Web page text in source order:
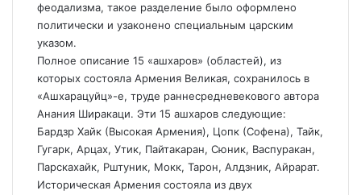
феодализма, такое разделение было оформлено
политически и узаконено специальным царским
указом.
Полное описание 15 «ашхаров» (областей), из
которых состояла Армения Великая, сохранилось в
«Ашхарацуйц»-е, труде раннесредневекового автора
Анания Ширакаци. Эти 15 ашхаров следующие:
Бардзр Хайк (Высокая Армения), Цопк (Софена), Тайк,
Гугарк, Арцах, Утик, Пайтакаран, Сюник, Васпуракан,
Парскахайк, Рштуник, Мокк, Тарон, Алдзник, Айрарат.
Историческая Армения состояла из двух